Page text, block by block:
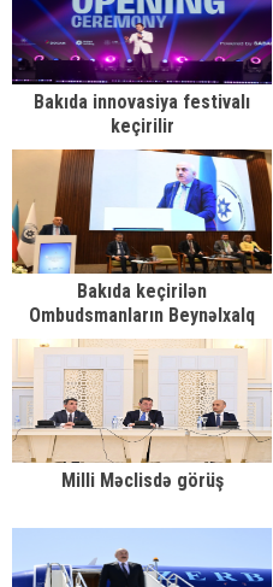
Bakıda innovasiya festivalı
keçirilir
Bakıda keçirilən
Ombudsmanların Beynəlxalq
Simpoziumunda Böyük Qayıdışla
bağlı məlumat verilib
Milli Məclisdə görüş